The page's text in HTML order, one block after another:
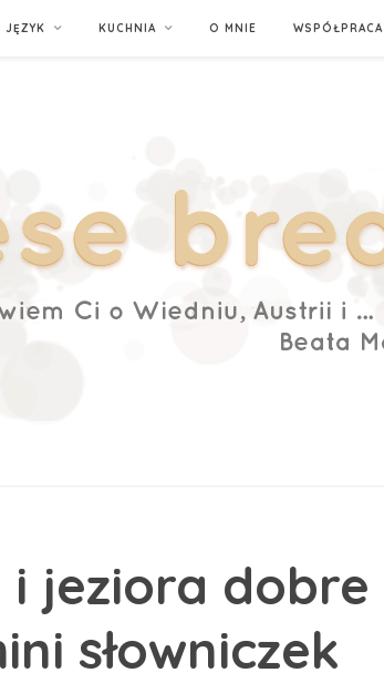
JĘZYK KUCHNIA O MNIE WSPÓŁPRACA
jeziora dobre
słowniczek